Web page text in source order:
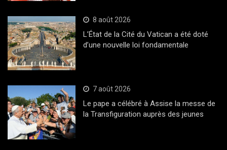
8 août 2026
L’État de la Cité du Vatican a été doté
d’une nouvelle loi fondamentale
7 août 2026
Le pape a célébré à Assise la messe de
la Transfiguration auprès des jeunes